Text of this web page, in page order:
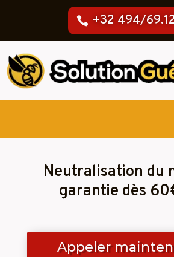
+32 494/
Neutralisation du
garantie dès
Appeler